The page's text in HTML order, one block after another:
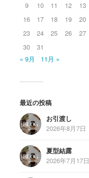
9
10 11 12 13
16
17 18 19 20
23
24 25 26 27
30
31
« 9月
11月 »
最近の投稿
お引渡し
2026年8月7日
夏型結露
2026年7月17日